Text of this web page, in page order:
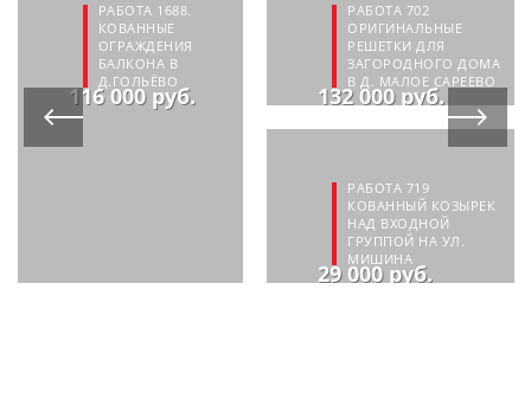
РАБОТА 1688.
КОВАННЫЕ
ОГРАЖДЕНИЯ
БАЛКОНА В
Д.ГОЛЬЁВО
116 000 руб.
РАБОТА 702
ОРИГИНАЛЬНЫЕ
РЕШЕТКИ ДЛЯ
ЗАГОРОДНОГО ДОМА
В Д. МАЛОЕ САРЕЕВО
132 000 руб.
РАБОТА 719
КОВАННЫЙ КОЗЫРЕК
НАД ВХОДНОЙ
ГРУППОЙ НА УЛ.
МИШИНА
29 000 руб.